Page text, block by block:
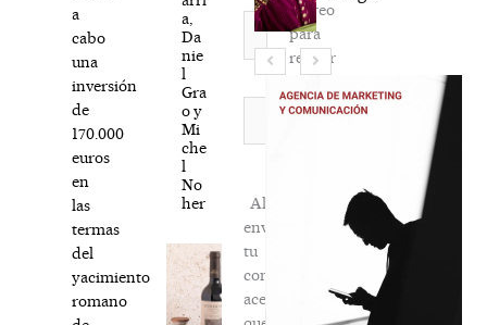
a
cabo
una
inversión
de
170.000
euros
en
las
termas
del
yacimiento
romano
a,
Da
nie
l
Gra
o y
Mi
che
l
No
her
Correo
electrónico*
correo
para
recibir
la
newsletter
Al
enviar
tu
comentario,
aceptas